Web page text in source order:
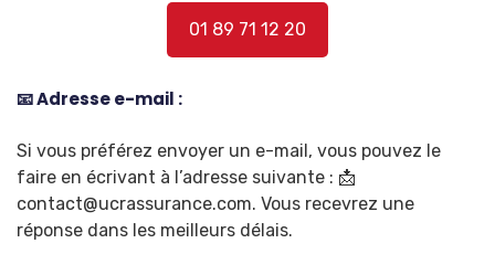
01 89 71 12 20
📧 Adresse e-mail :
Si vous préférez envoyer un e-mail, vous pouvez le
faire en écrivant à l’adresse suivante : 📩
contact@ucrassurance.com. Vous recevrez une
réponse dans les meilleurs délais.